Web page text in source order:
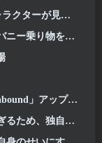
はそれを修正しました
提供して春を祝う
ストーリーラインが完結
トレーラーを入手